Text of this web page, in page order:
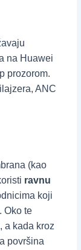
na Huawei
prozorom.
ANC
(kao
ravnu
koji
Oko te
, a kada kroz
površina